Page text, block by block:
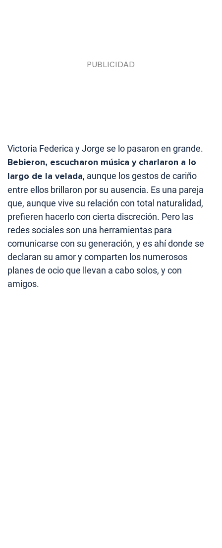
Victoria Federica y Jorge se lo pasaron en grande.
Bebieron, escucharon música y charlaron a lo
largo de la velada, aunque los gestos de cariño
entre ellos brillaron por su ausencia. Es una pareja
que, aunque vive su relación con total naturalidad,
prefieren hacerlo con cierta discreción. Pero las
redes sociales son una herramientas para
comunicarse con su generación, y es ahí donde se
declaran su amor y comparten los numerosos
planes de ocio que llevan a cabo solos, y con
amigos.